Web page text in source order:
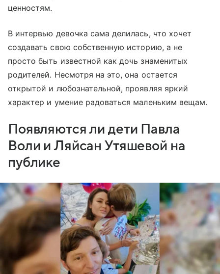
ценностям.
В интервью девочка сама делилась, что хочет
создавать свою собственную историю, а не
просто быть известной как дочь знаменитых
родителей. Несмотря на это, она остается
открытой и любознательной, проявляя яркий
характер и умение радоваться маленьким вещам.
Появляются ли дети Павла
Воли и Ляйсан Утяшевой на
публике